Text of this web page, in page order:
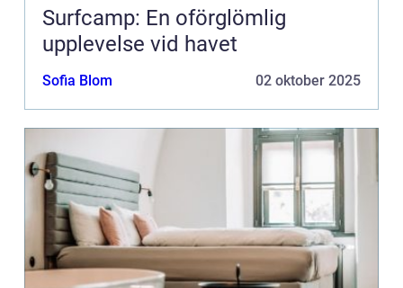
Surfcamp: En oförglömlig
upplevelse vid havet
Sofia Blom 02 oktober 2025